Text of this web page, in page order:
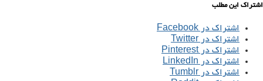
اشتراک این مطلب
اشتراک در Facebook
اشتراک در Twitter
اشتراک در Pinterest
اشتراک در LinkedIn
اشتراک در Tumblr